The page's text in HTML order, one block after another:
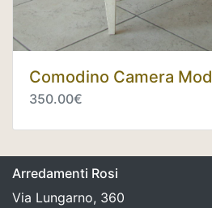
Comodino Camera
350.00€
Arredamenti Rosi
Via Lungarno, 360